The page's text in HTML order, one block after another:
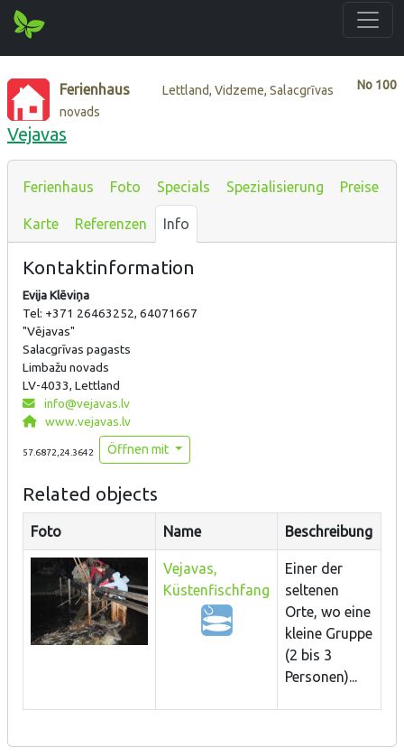
No 100
Ferienhaus
Lettland, Vidzeme, Salacgrīvas
novads
Vejavas
Ferienhaus Foto Specials Spezialisierung Preise
Karte Referenzen Info
Kontaktinformation
Evija Klēviņa
Tel: +371 26463252, 64071667
"Vējavas"
Salacgrīvas pagasts
Limbažu novads
LV-4033, Lettland
info@vejavas.lv
www.vejavas.lv
57.6872,24.3642 Öffnen mit
Related objects
Foto Name Beschreibung
Vejavas,
Küstenfischfang
Einer der
seltenen
Orte, wo eine
kleine Gruppe
(2 bis 3
Personen)...